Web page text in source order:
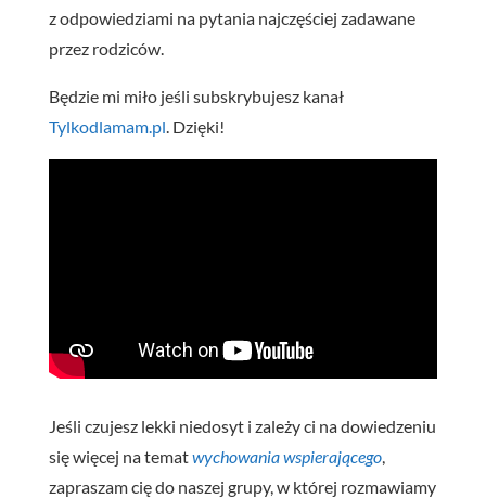
z odpowiedziami na pytania najczęściej zadawane
przez rodziców.
Będzie mi miło jeśli subskrybujesz kanał
Tylkodlamam.pl. Dzięki!
Jeśli czujesz lekki niedosyt i zależy ci na dowiedzeniu
się więcej na tematwychowania wspierającego,
zapraszam cię do naszej grupy, w której rozmawiamy